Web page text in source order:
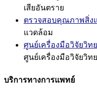
เสียอันตราย
ตรวจสอบคุณภาพสิ่ง
แวดล้อม
ศูนย์เครื่องมือวิจัยวิท
ศูนย์เครื่องมือวิจัยวิท
บริการทางการแพทย์